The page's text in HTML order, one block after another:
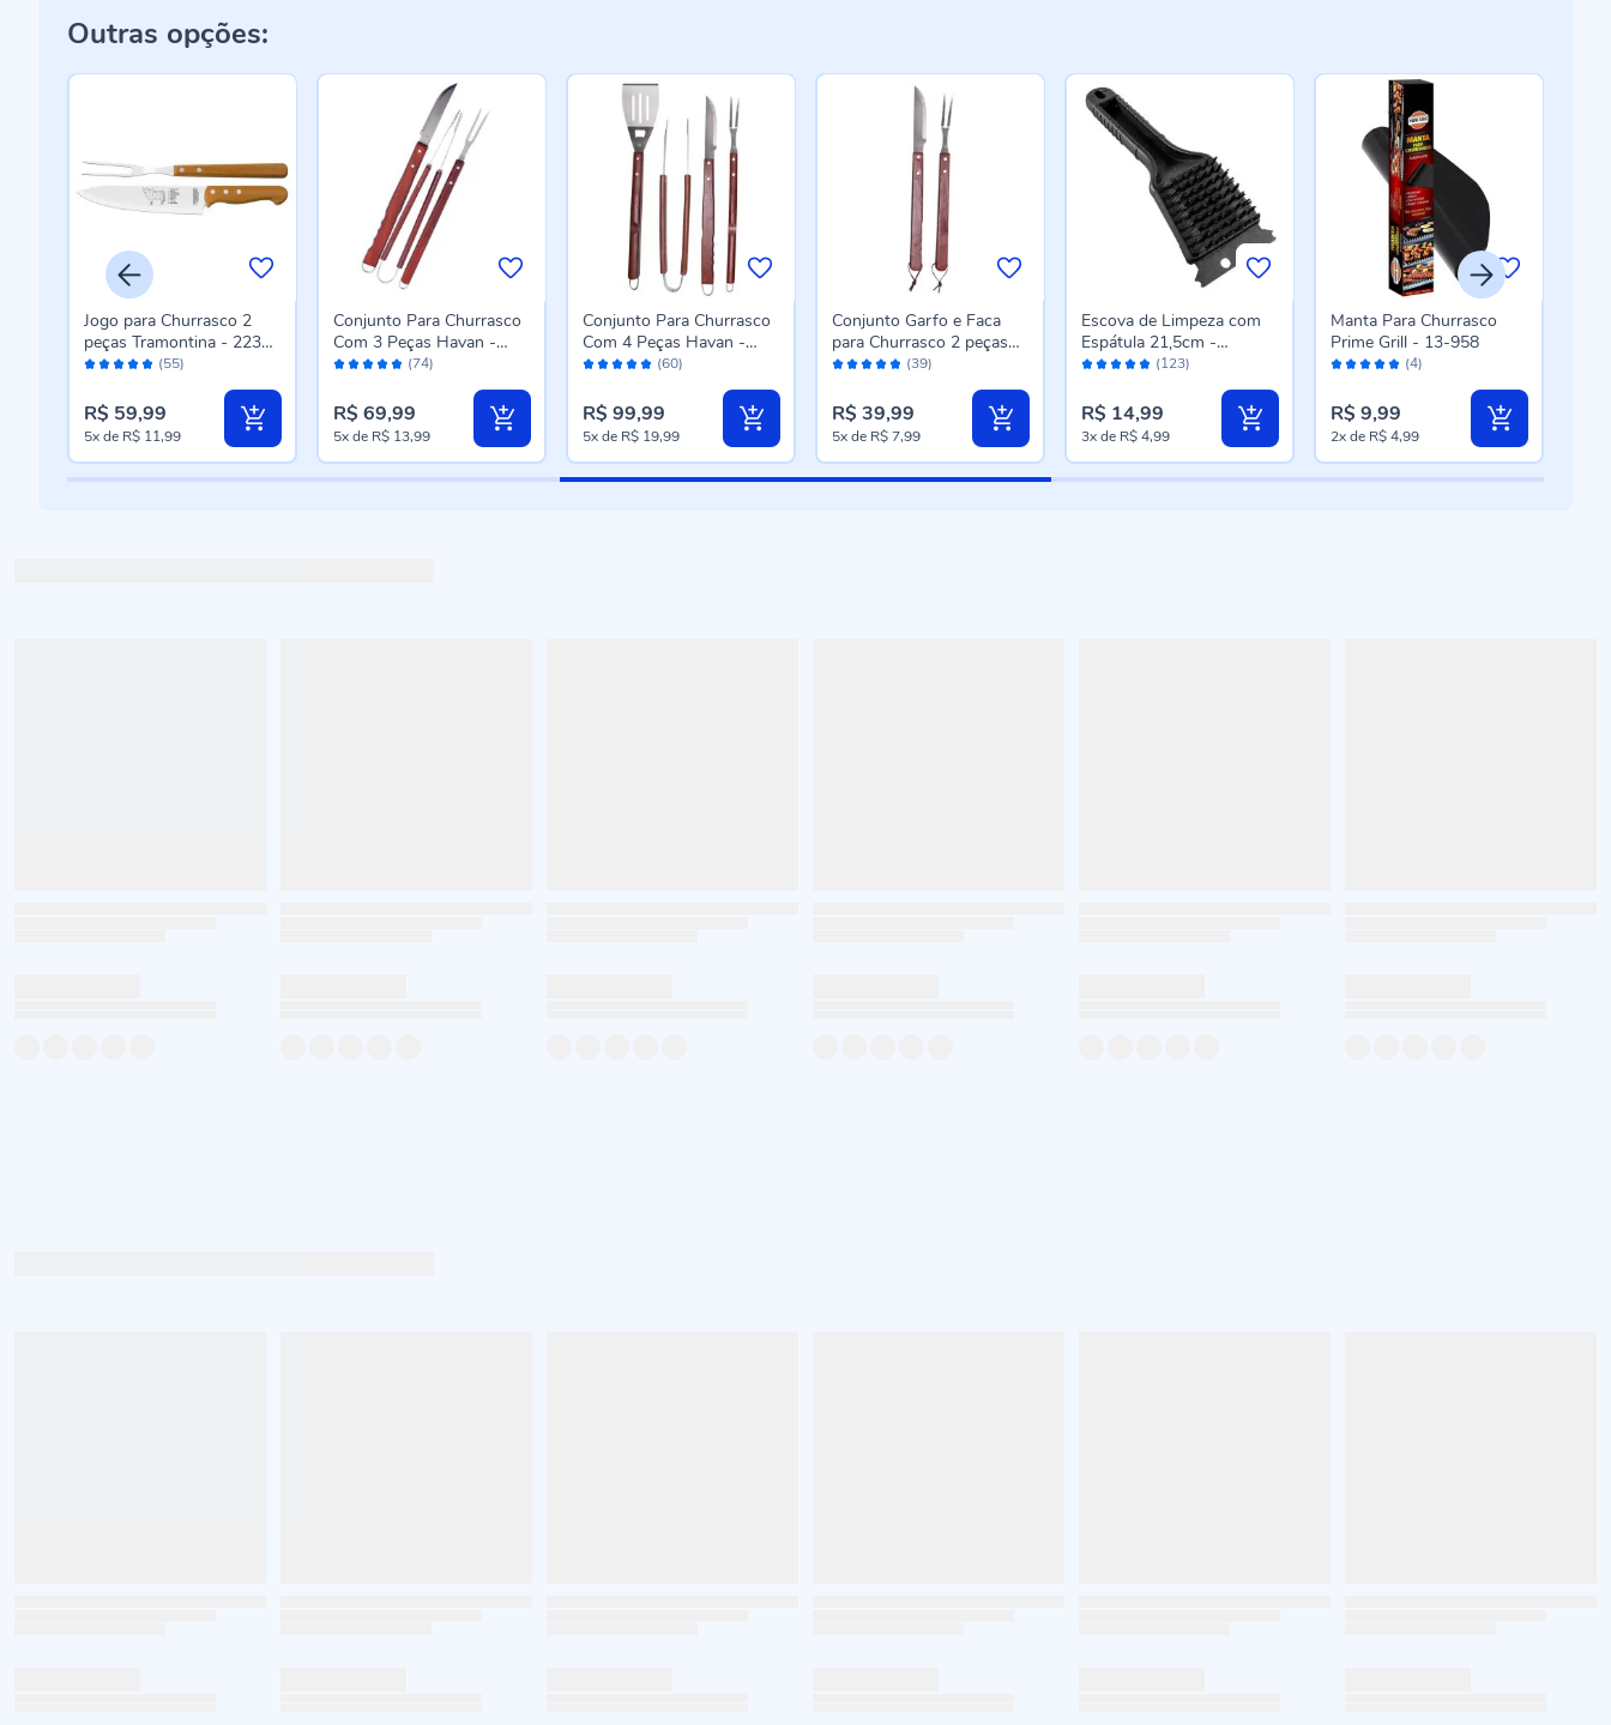
Outras opções:
Avaliação: (55)
Jogo para Churrasco 2
peças Tramontina - 22399
074
R$ 59,99
5xde R$ 11,99
Avaliação: (74)
Conjunto Para Churrasco
Com 3 Peças Havan -
ST00326
R$ 69,99
5xde R$ 13,99
Avaliação: (60)
Conjunto Para Churrasco
Com 4 Peças Havan -
Inox
R$ 99,99
5xde R$ 19,99
Avaliação: (39)
Conjunto Garfo e Faca
para Churrasco 2 peças
Havan - Inox
R$ 39,99
5xde R$ 7,99
Avaliação: (123)
Escova de Limpeza com
Espátula 21,5cm -
ST39311
R$ 14,99
3xde R$ 4,99
Avaliação: (4)
Manta Para Churrasco
Prime Grill - 13-958
R$ 9,99
2xde R$ 4,99